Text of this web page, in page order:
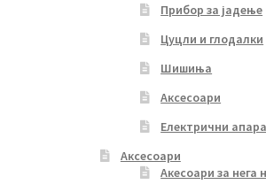
Прибор за јадење
Цуцли и глодалки
Шишиња
Аксесоари
Електрични
Аксесоари
Акесоари за нега